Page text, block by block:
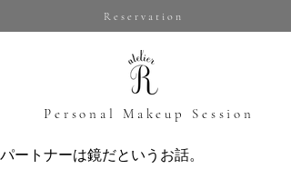
Reservation
​Personal Makeup Session
パートナーは鏡だというお話。